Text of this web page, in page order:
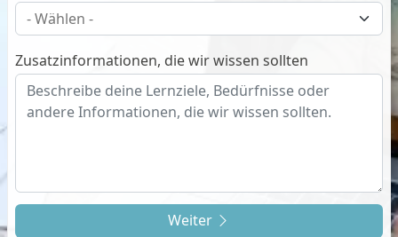
Zusatzinformationen, die wir wissen sollten
Weiter